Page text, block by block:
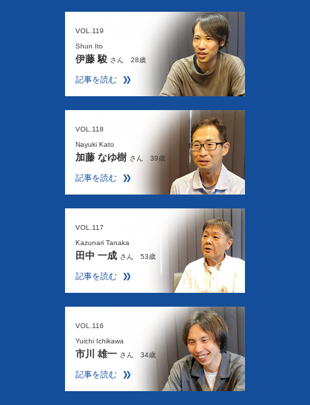
VOL.119
Shun Ito
伊藤 駿 さん 28歳
記事を読む
VOL.118
Nayuki Kato
加藤 なゆ樹 さん 39歳
記事を読む
VOL.117
Kazunari Tanaka
田中 一成 さん 53歳
記事を読む
VOL.116
Yuichi Ichikawa
市川 雄一 さん 34歳
記事を読む